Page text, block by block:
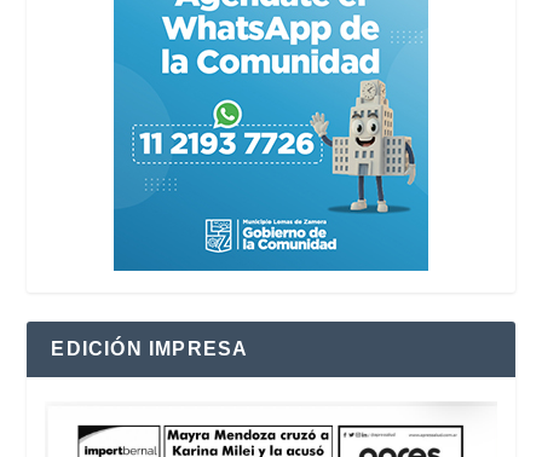
EDICIÓN IMPRESA